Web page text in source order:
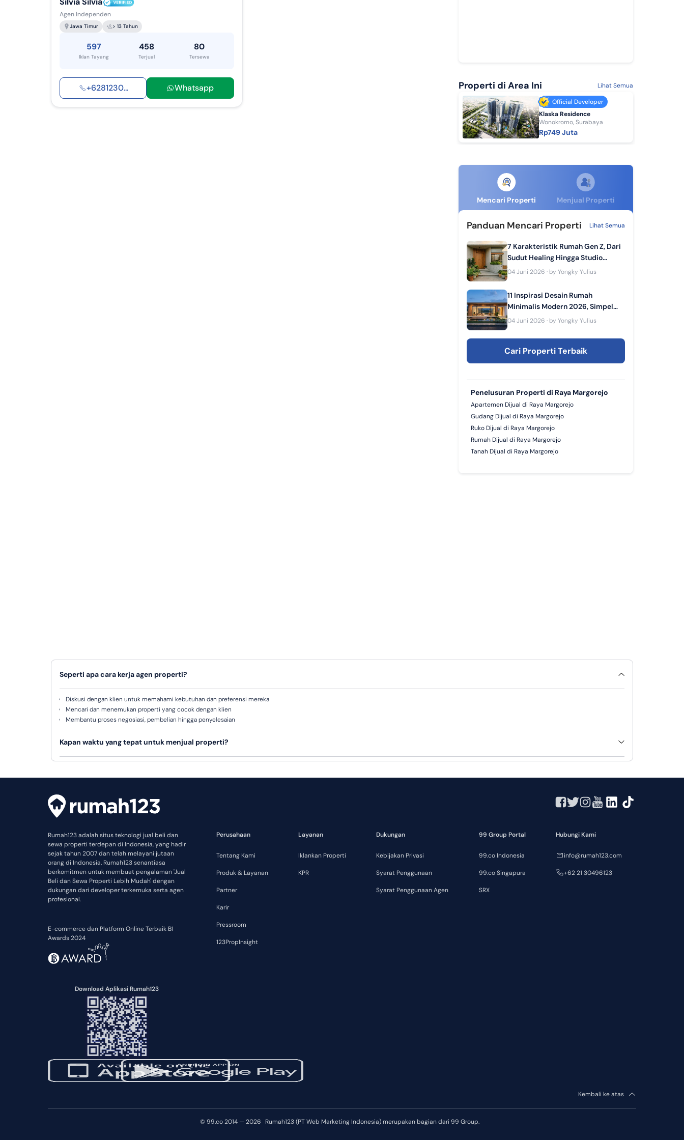
Agen Independen
Jawa Timur > 13 Tahun
597
Iklan Tayang
458
Terjual
80
Tersewa
+6281230... Whatsapp Properti di Area Ini Lihat Semua
Official Developer
Klaska Residence
Wonokromo, Surabaya
Rp749 Juta
Mencari Properti Menjual Properti
Panduan Mencari Properti Lihat Semua
7 Karakteristik Rumah Gen Z, Dari
Sudut Healing Hingga Studio
Konten Pribadi
04 Juni 2026 · by Yongky Yulius
11 Inspirasi Desain Rumah
Minimalis Modern 2026, Simpel
dan Elegan!
04 Juni 2026 · by Yongky Yulius
Cari Properti Terbaik
Penelusuran Properti di Raya Margorejo
Apartemen Dijual di Raya Margorejo
Gudang Dijual di Raya Margorejo
Ruko Dijual di Raya Margorejo
Rumah Dijual di Raya Margorejo
Tanah Dijual di Raya Margorejo
Seperti apa cara kerja agen properti?
Diskusi dengan klien untuk memahami kebutuhan dan preferensi mereka
Mencari dan menemukan properti yang cocok dengan klien
Membantu proses negosiasi, pembelian hingga penyelesaian
Kapan waktu yang tepat untuk menjual properti?
Tidak ada waktu pasti, karena semuanya tergantung pada sejumlah faktor, antara lain lokasi, harga, kondisi pasar dan permintaan.
Rumah123 adalah situs teknologi jual beli dan
sewa properti terdepan di Indonesia, yang hadir
sejak tahun 2007 dan telah melayani jutaan
orang di Indonesia. Rumah123 senantiasa
berkomitmen untuk membuat pengalaman 'Jual
Beli dan Sewa Properti Lebih Mudah' dengan
dukungan dari developer terkemuka serta agen
profesional.
E-commerce dan Platform Online Terbaik BI
Awards 2024
Download Aplikasi Rumah123
Perusahaan
Tentang Kami
Produk & Layanan
Partner
Karir
Pressroom
123PropInsight
Layanan
Iklankan Properti
KPR
Dukungan
Kebijakan Privasi
Syarat Penggunaan
Syarat Penggunaan Agen
99 Group Portal
99.co Indonesia
99.co Singapura
SRX
Hubungi Kami
info@rumah123.com
+62 21 30496123
Kembali ke atas
© 99.co 2014 — 2026 Rumah123 (PT Web Marketing Indonesia) merupakan bagian dari 99 Group.